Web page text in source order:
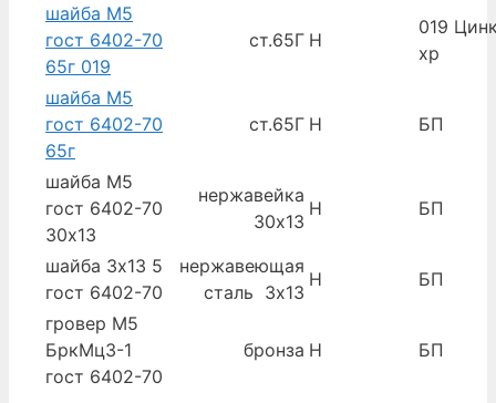
шайба М5
гост 6402-70
65г 019
ст.65Г Н
019
хр
шайба М5
гост 6402-70
65г
ст.65Г Н БП
шайба М5
гост 6402-70
30х13
нержавейка
30х13
Н БП
шайба 3х13 5
гост 6402-70
нержавеющая
сталь 3х13
Н
БП
гровер М5
БркМц3-1
гост 6402-70
бронза Н БП